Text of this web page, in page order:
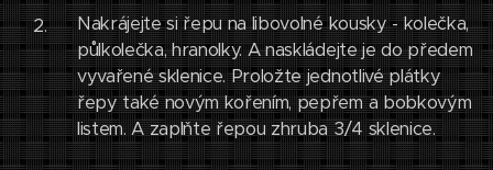
Nakrájejte si řepu na libovolné kousky - kolečka,
půlkolečka, hranolky. A naskládejte je do předem
vyvařené sklenice. Proložte jednotlivé plátky
řepy také novým kořením, pepřem a bobkovým
listem. A zaplňte řepou zhruba 3/4 sklenice.